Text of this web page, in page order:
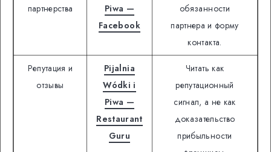
партнерства
Piwa —
Facebook
обязанности
партнера и форму
контакта.
Репутация и
отзывы
Pijalnia
Wódki i
Piwa —
Restaurant
Guru
Читать как
репутационный
сигнал, а не как
доказательство
прибыльности